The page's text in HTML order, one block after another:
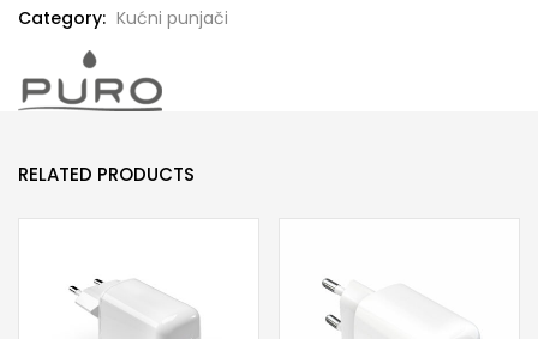
Category: Kućni punjači
RELATED PRODUCTS